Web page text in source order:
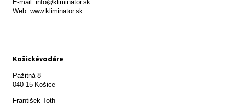
E-mail: info@kliminator.sk
Web: www.kliminator.sk
Košickévodáre
Pažitná 8
František Toth